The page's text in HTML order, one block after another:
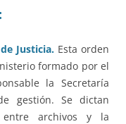
Justicia.Esta orden
formado por el
la Secretaría
gestión. Se dictan
entre archivos y la